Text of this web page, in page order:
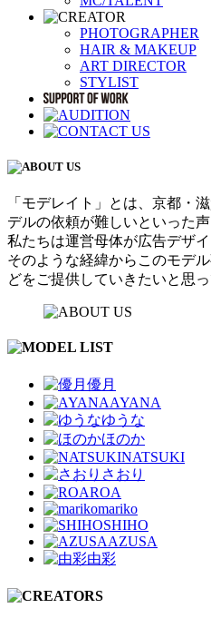
PHOTOGRAPHER
HAIR & MAKEUP
ART DIRECTOR
STYLIST
「モデレイト」とは、京都・
デルの依頼が難しいといった
私たちは運営母体が広告デザ
そのような経緯からこのモデ
どをご提供していきたいと思っ
優月
AYANA
ゆうな
ほのか
NATSUKI
さおり
ROA
mariko
SHIHO
AZUSA
由彩